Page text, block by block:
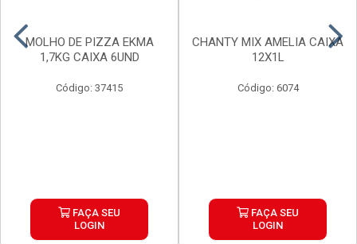
MOLHO DE PIZZA EKMA
1,7KG CAIXA 6UND
Código: 37415
FAÇA SEU
LOGIN
CHANTY MIX AMELIA CAIXA
12X1L
Código: 6074
FAÇA SEU
LOGIN